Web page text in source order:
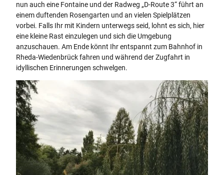
nun auch eine Fontaine und der Radweg „D-Route 3“ führt an
einem duftenden Rosengarten und an vielen Spielplätzen
vorbei. Falls Ihr mit Kindern unterwegs seid, lohnt es sich, hier
eine kleine Rast einzulegen und sich die Umgebung
anzuschauen. Am Ende könnt Ihr entspannt zum Bahnhof in
Rheda-Wiedenbrück fahren und während der Zugfahrt in
idyllischen Erinnerungen schwelgen.